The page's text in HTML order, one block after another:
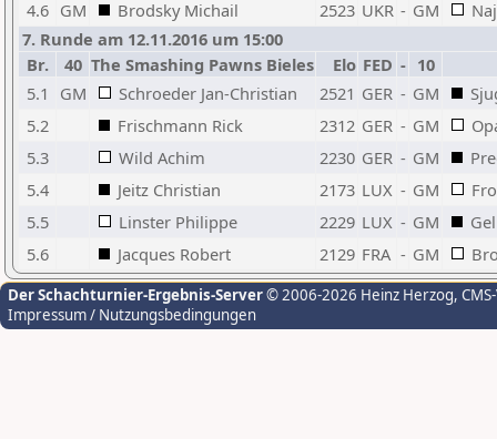
4.6 GM Brodsky Michail 2523 UKR - GM
7. Runde am 12.11.2016 um 15:00
Br.
40 The Smashing Pawns Bieles Elo FED - 10
5.1
GM Schroeder Jan-Christian 2521 GER - GM
5.2
Frischmann Rick 2312 GER - GM
5.3
Wild Achim 2230 GER - GM
5.4
Jeitz Christian 2173 LUX - GM
5.5
Linster Philippe 2229 LUX - GM
5.6
Jacques Robert 2129 FRA - GM
Der Schachturnier-Ergebnis-Server© 2006-2026 Heinz Herzog,
Impressum / Nutzungsbedingungen